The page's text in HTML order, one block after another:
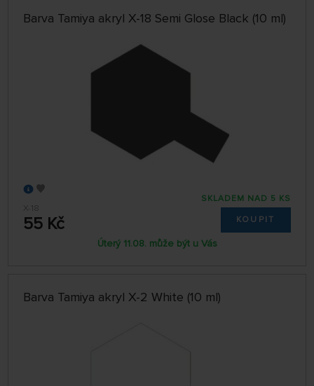
Barva Tamiya akryl X-18 Semi Glose Black (10 ml)
X-18
55 Kč
SKLADEM NAD 5 KS
KOUPIT
Úterý 11.08. může být u Vás
Barva Tamiya akryl X-2 White (10 ml)